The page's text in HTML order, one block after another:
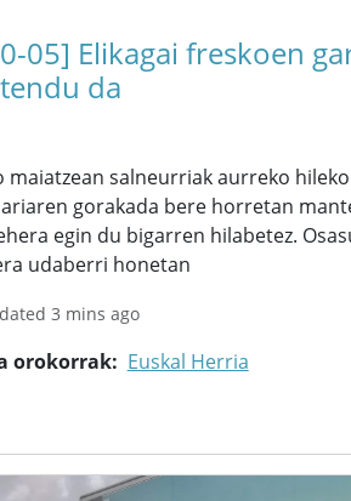
05] Elikagai freskoen
da
maiatzean salneurriak aurreko
gorakada bere horretan
egin du bigarren hilabetez.
udaberri honetan
3 mins ago
orokorrak Euskal Herria